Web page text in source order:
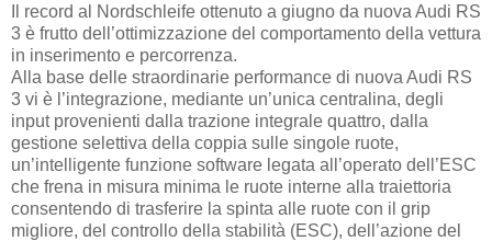
Il record al Nordschleife ottenuto a giugno da nuova Audi RS
3 è frutto dell’ottimizzazione del comportamento della vettura
in inserimento e percorrenza.
Alla base delle straordinarie performance di nuova Audi RS
3 vi è l’integrazione, mediante un’unica centralina, degli
input provenienti dalla trazione integrale quattro, dalla
gestione selettiva della coppia sulle singole ruote,
un’intelligente funzione software legata all’operato dell’ESC
che frena in misura minima le ruote interne alla traiettoria
consentendo di trasferire la spinta alle ruote con il grip
migliore, del controllo della stabilità (ESC), dell’azione del